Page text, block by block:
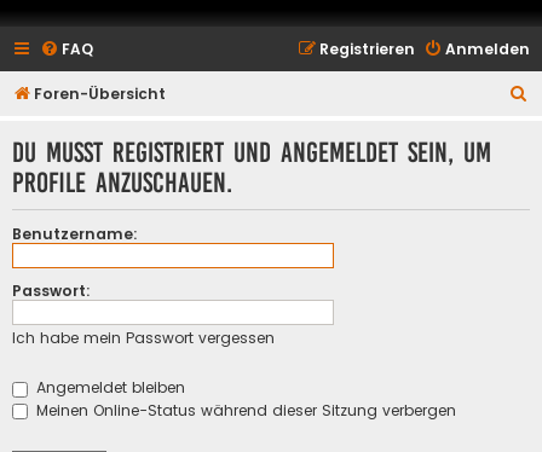
FAQ Anmelden
Registrieren
Foren-Übersicht
Du musst registriert und angemeldet sein, um
Profile anzuschauen.
Benutzername:
Passwort:
Ich habe mein Passwort vergessen
Angemeldet bleiben
Meinen Online-Status während dieser Sitzung verbergen